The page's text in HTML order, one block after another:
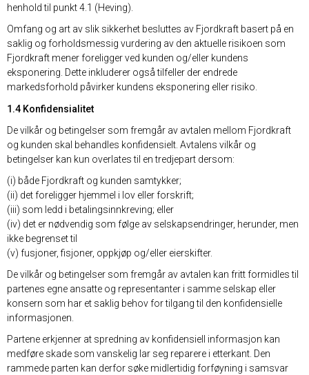
henhold til punkt 4.1 (Heving).
Omfang og art av slik sikkerhet besluttes av Fjordkraft basert på en
saklig og forholdsmessig vurdering av den aktuelle risikoen som
Fjordkraft mener foreligger ved kunden og/eller kundens
eksponering. Dette inkluderer også tilfeller der endrede
markedsforhold påvirker kundens eksponering eller risiko.
1.4 Konfidensialitet
De vilkår og betingelser som fremgår av avtalen mellom Fjordkraft
og kunden skal behandles konfidensielt. Avtalens vilkår og
betingelser kan kun overlates til en tredjepart dersom:
(i) både Fjordkraft og kunden samtykker;
(ii) det foreligger hjemmel i lov eller forskrift;
(iii) som ledd i betalingsinnkreving; eller
(iv) det er nødvendig som følge av selskapsendringer, herunder, men
ikke begrenset til
(v) fusjoner, fisjoner, oppkjøp og/eller eierskifter.
De vilkår og betingelser som fremgår av avtalen kan fritt formidles til
partenes egne ansatte og representanter i samme selskap eller
konsern som har et saklig behov for tilgang til den konfidensielle
informasjonen.
Partene erkjenner at spredning av konfidensiell informasjon kan
medføre skade som vanskelig lar seg reparere i etterkant. Den
rammede parten kan derfor søke midlertidig forføyning i samsvar